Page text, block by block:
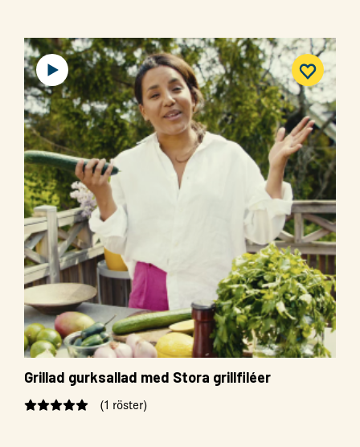
Grillad gurksallad med Stora grillfiléer
(1 röster)